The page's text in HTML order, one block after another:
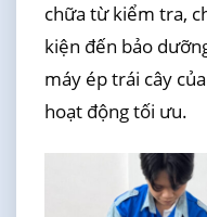
chữa từ kiểm tra,
kiện đến bảo
máy ép trái cây
hoạt động tối ưu.